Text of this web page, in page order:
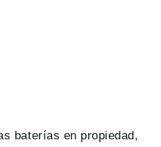
baterías en propiedad,